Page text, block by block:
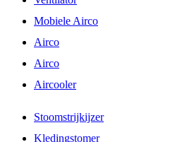
Mobiele Airco
Airco
Airco
Aircooler
Stoomstrijkijzer
Kledingstomer